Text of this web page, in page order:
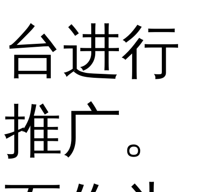
台进行
推广。